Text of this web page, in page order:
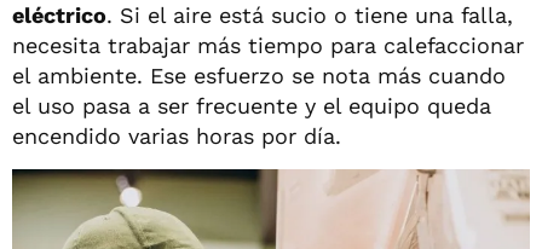
eléctrico. Si el aire está sucio o tiene una falla,
necesita trabajar más tiempo para calefaccionar
el ambiente. Ese esfuerzo se nota más cuando
el uso pasa a ser frecuente y el equipo queda
encendido varias horas por día.